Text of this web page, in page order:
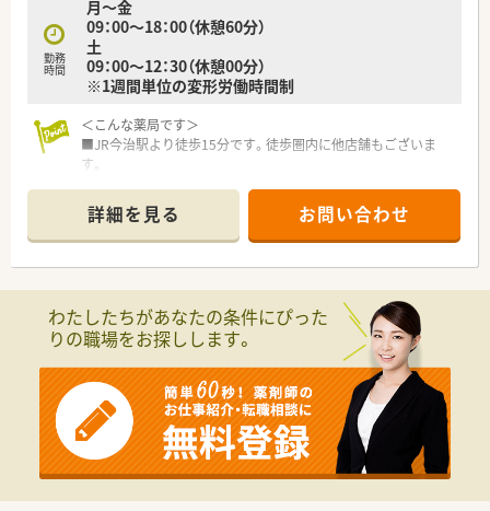
うコスメ店など地域のお客様のニーズに合わせた店舗展開をし
ております。
■ツルハグループとして瀬戸内海圏にてドミナント展開を強化
している地域№１のドラッグチェーンです。
今後も更に、ドラッグストアと調剤薬局の併設店を標準型店舗
す。
■愛媛県を中心に四国・中国エリアに228店舗展開しておりま
す。現在約3割が調剤取扱店舗です。
■様々な福利厚生制度で、業界トップクラスの満足度を誇ってお
ります。誰もが安心して働ける職場づくりを目指しています。
■地域のお客様と共に取り組む地域支援・社会貢献活動も活発に
行っております。
■お子様がお好きな方
小児科門前でお子様と触れ合う機会も多いです。
■自身のライフスタイルにあわせて安心して長く働きたい方
各種休暇制度や手当など、福利厚生面におりて業界トップクラ
スの満足度があります。
お気軽にお問い合わせくださいませ！
勤務
時間
月～金
09：00～18：00（休憩60分）
土
09：00～12：30（休憩00分）
※1週間単位の変形労働時間制
＜こんな薬局です＞
■JR今治駅より徒歩15分です。徒歩圏内に他店舗もございま
す。
■主な応需先の病院門前です。病院出口からすぐの場所に薬局
があります。
■薬剤師常時2～3名体制です。
■20～40代のスタッフさんが中心にご勤務されています。
■2019年に法人変更された店舗です。現在業務の流れなど全て
他店舗と統一されています。
＜業務内容＞
■内科・循環器科の処方箋を主に取り扱います。
■1日あたりの処方箋枚数は平均50～60枚です。
■調剤・投薬・監査など外来処方箋の対応がメインです。
■一包化業務の割合が30％ほどを占めています。散剤分包機（V
マス）も導入されています。
■在宅医療の対応も行っていますが、在宅担当の薬剤師の方がご
詳細を見る お問い合わせ
わたしたちがあなたの条件にぴった
りの職場をお探しします。